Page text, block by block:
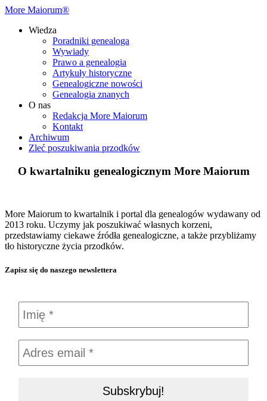
More Maiorum®
Wiedza
Poradniki genealoga
Wywiady
Prawo a genealogia
Artykuły historyczne
Genealogiczne nowości
Genealogia znanych
O nas
Redakcja More Maiorum
Kontakt
Archiwum
Zleć poszukiwania przodków
O kwartalniku genealogicznym More Maiorum
More Maiorum to kwartalnik i portal dla genealogów wydawany od
2013 roku. Uczymy jak poszukiwać własnych korzeni,
przedstawiamy ciekawe źródła genealogiczne, a także przybliżamy
tło historyczne życia przodków.
Zapisz się do naszego newslettera